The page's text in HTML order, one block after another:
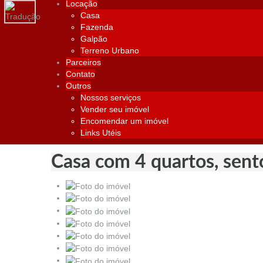
Locação
Casa
Fazenda
Galpão
Terreno Urbano
Parceiros
Contato
Outros
Nossos serviços
Vender seu imóvel
Encomendar um imóvel
Links Utéis
Casa com 4 quartos,